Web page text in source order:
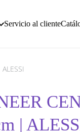
Servicio al cliente
|